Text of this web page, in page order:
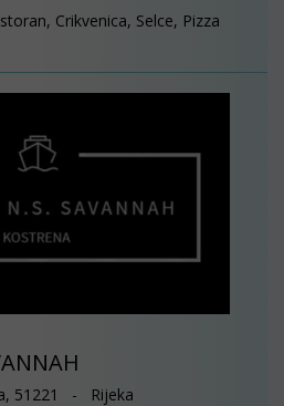
Crikvenica, Selce, Pizza
51221 - Rijeka